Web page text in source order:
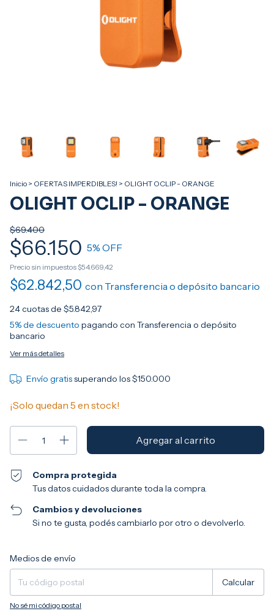
Inicio > OFERTAS IMPERDIBLES! > OLIGHT OCLIP - ORANGE
OLIGHT OCLIP - ORANGE
$69.400
$66.150 5% OFF
Precio sin impuestos$54.669,42
$62.842,50 con Transferencia o depósito bancario
24cuotas de $5.842,97
5% de descuento pagando con Transferencia o depósito
bancario
Ver más detalles
Envío gratissuperando los$150.000
¡Solo quedan 5 en stock!
Compra protegida
Tus datos cuidados durante toda la compra.
Cambios y devoluciones
Si no te gusta, podés cambiarlo por otro o devolverlo.
Entregas para el CP:
Medios de envío
Calcular
No sé mi código postal